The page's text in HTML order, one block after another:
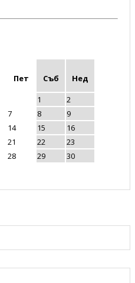
Пет Съб
Нед
1
2
7 8
9
14 15
16
21 22
23
28 29
30